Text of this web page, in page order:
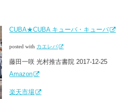
CUBA★CUBA キューバ・キューバ
posted with カエレバ
藤田一咲 光村推古書院 2017-12-25
Amazon
楽天市場